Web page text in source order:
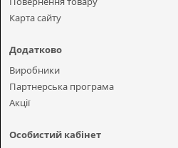
Карта сайту
Додатково
Виробники
Партнерська програма
Акції
Особистий кабінет